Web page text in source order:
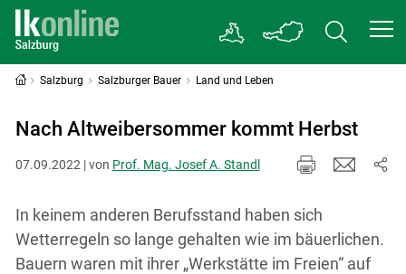
Salzburg Salzburger Bauer Land und Leben
Nach Altweibersommer kommt Herbst
07.09.2022 | von Prof. Mag. Josef A. Standl
In keinem anderen Berufsstand haben sich
Wetterregeln so lange gehalten wie im bäuerlichen.
Bauern waren mit ihrer „Werkstätte im Freien“ auf